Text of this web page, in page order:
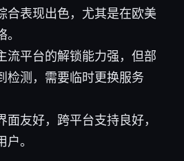
合表现出色，尤其是在欧美
流平台的解锁能力强，但部
检测，需要临时更换服务
面友好，跨平台支持良好，
。